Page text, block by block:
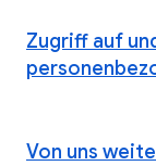
Zugriff auf
Von uns